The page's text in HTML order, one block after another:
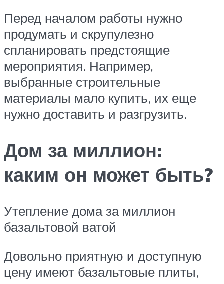
Перед началом работы нужно
продумать и скрупулезно
спланировать предстоящие
мероприятия. Например,
выбранные строительные
материалы мало купить, их еще
нужно доставить и разгрузить.
Дом за миллион:
каким он может быть?
Утепление дома за миллион
базальтовой ватой
Довольно приятную и доступную
цену имеют базальтовые плиты,